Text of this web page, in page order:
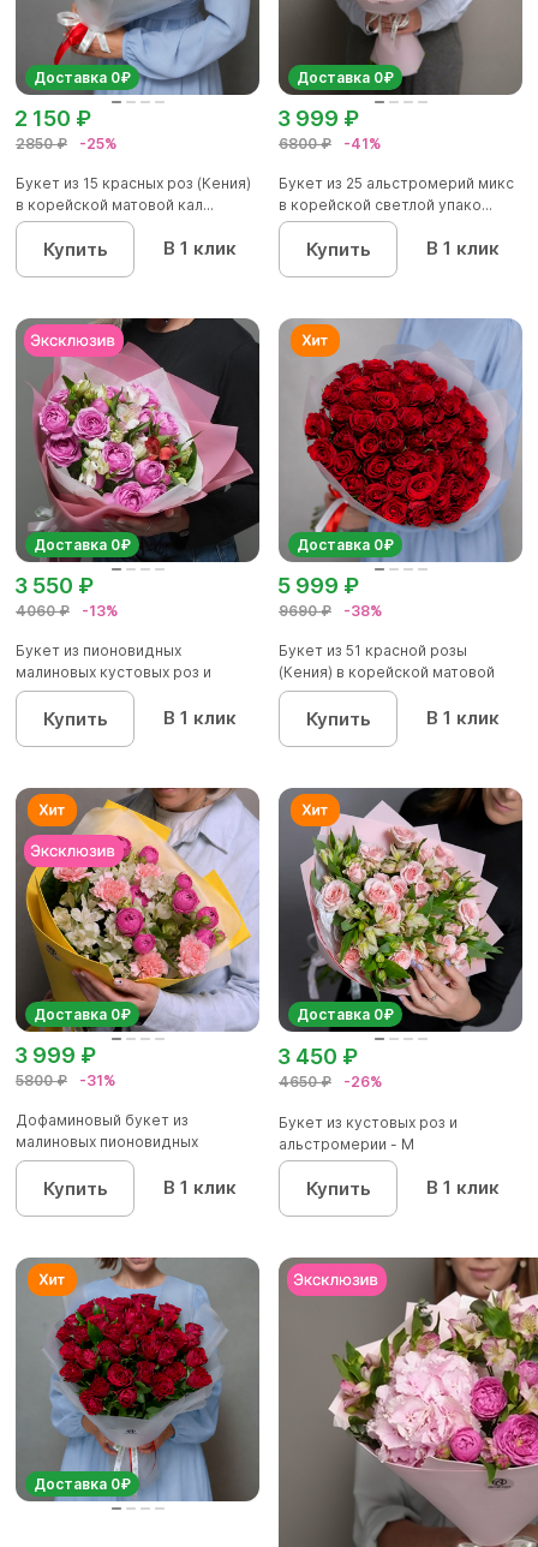
Доставка 0₽
2850 ₽ -25%
2 150 ₽
Букет из 15 красных роз (Кения)
в корейской матовой кал...
Купить В 1 клик
Доставка 0₽
6800 ₽ -41%
3 999 ₽
Букет из 25 альстромерий микс
в корейской светлой упако...
Купить В 1 клик
Доставка 0₽
4060 ₽ -13%
3 550 ₽
Букет из пионовидных
малиновых кустовых роз и
альстроме...
Купить В 1 клик
Доставка 0₽
9690 ₽ -38%
5 999 ₽
Букет из 51 красной розы
(Кения) в корейской матовой
уп...
Купить В 1 клик
Доставка 0₽
5800 ₽ -31%
3 999 ₽
Дофаминовый букет из
малиновых пионовидных
кустовых роз...
Купить В 1 клик
Доставка 0₽
4650 ₽ -26%
3 450 ₽
Букет из кустовых роз и
альстромерии - М
Купить В 1 клик
Доставка 0₽